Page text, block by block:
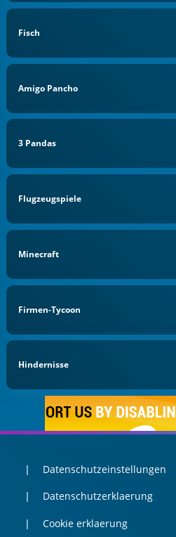
Fisch
Amigo Pancho
3 Pandas
Flugzeugspiele
Minecraft
Firmen-Tycoon
Hindernisse
Datenschutzeinstellungen
Datenschutzerklaerung
Cookie erklaerung